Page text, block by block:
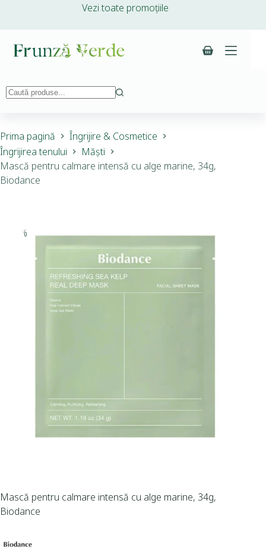
Vezi toate promoțiile
Prima pagină
Îngrijire & Cosmetice
Îngrijirea tenului
Măști
Mască pentru calmare intensă cu alge marine, 34g,
Biodance
-28%
Mască pentru calmare intensă cu alge marine, 34g,
Biodance